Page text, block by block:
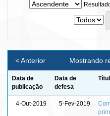
Mostrando
< Anterior
Data de
publicação
Data de
defesa
4-Out-2019 5-Fev-2019